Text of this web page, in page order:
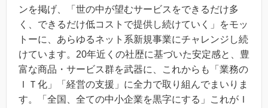
ンを掲げ、「世の中が望むサービスをできるだけ多
く、できるだけ低コストで提供し続けていく」をモッ
トーに、あらゆるネット系新規事業にチャレンジし続
けています。20年近くの社歴に基づいた安定感と、豊
富な商品・サービス群を武器に、これからも「業務の
ＩＴ化」「経営の支援」に全力で取り組んでまいりま
す。「全国、全ての中小企業を黒字にする」これがＩ